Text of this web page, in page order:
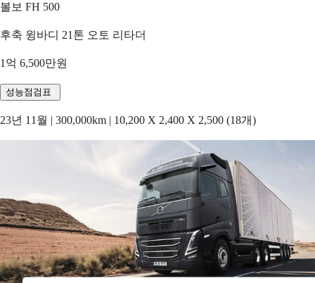
볼보 FH 500
후축 윙바디 21톤 오토 리타더
1억 6,500만원
성능점검표
23년 11월 | 300,000km | 10,200 X 2,400 X 2,500 (18개)